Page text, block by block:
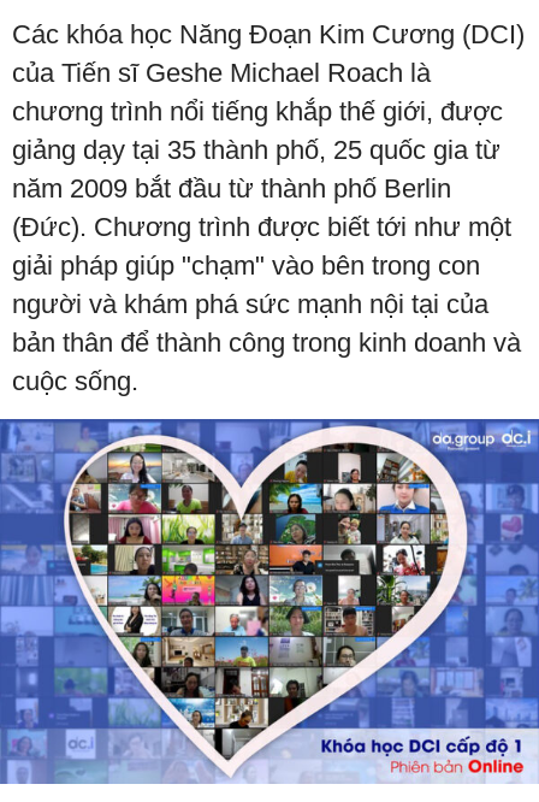
Các khóa học Năng Đoạn Kim Cương (DCI)
của Tiến sĩ Geshe Michael Roach là
chương trình nổi tiếng khắp thế giới, được
giảng dạy tại 35 thành phố, 25 quốc gia từ
năm 2009 bắt đầu từ thành phố Berlin
(Đức). Chương trình được biết tới như một
giải pháp giúp "chạm" vào bên trong con
người và khám phá sức mạnh nội tại của
bản thân để thành công trong kinh doanh và
cuộc sống.